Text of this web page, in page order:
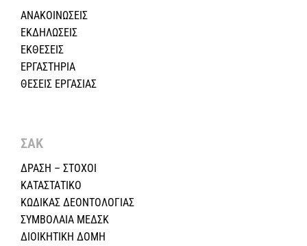
ΑΝΑΚΟΙΝΩΣΕΙΣ
ΕΚΔΗΛΩΣΕΙΣ
ΕΚΘΕΣΕΙΣ
ΕΡΓΑΣΤΗΡΙΑ
ΘΕΣΕΙΣ ΕΡΓΑΣΙΑΣ
ΣΑΚ
ΔΡΑΣΗ – ΣΤΟΧΟΙ
ΚΑΤΑΣΤΑΤΙΚΟ
ΚΩΔΙΚΑΣ ΔΕΟΝΤΟΛΟΓΙΑΣ
ΣΥΜΒΟΛΑΙΑ ΜΕΔΣΚ
ΔΙΟΙΚΗΤΙΚΗ ΔΟΜΗ